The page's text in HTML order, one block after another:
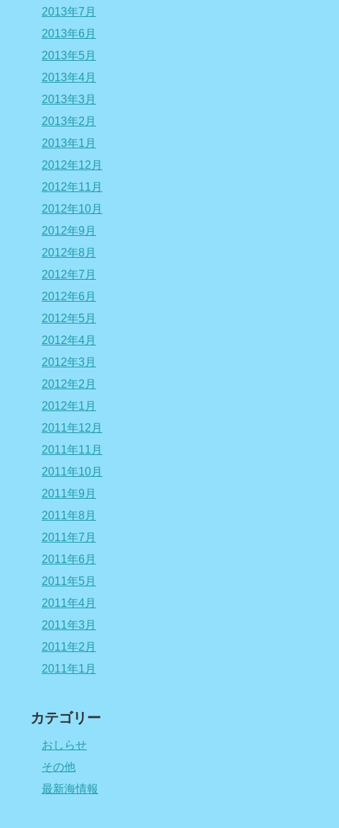
2013年7月
2013年6月
2013年5月
2013年4月
2013年3月
2013年2月
2013年1月
2012年12月
2012年11月
2012年10月
2012年9月
2012年8月
2012年7月
2012年6月
2012年5月
2012年4月
2012年3月
2012年2月
2012年1月
2011年12月
2011年11月
2011年10月
2011年9月
2011年8月
2011年7月
2011年6月
2011年5月
2011年4月
2011年3月
2011年2月
2011年1月
カテゴリー
おしらせ
その他
最新海情報